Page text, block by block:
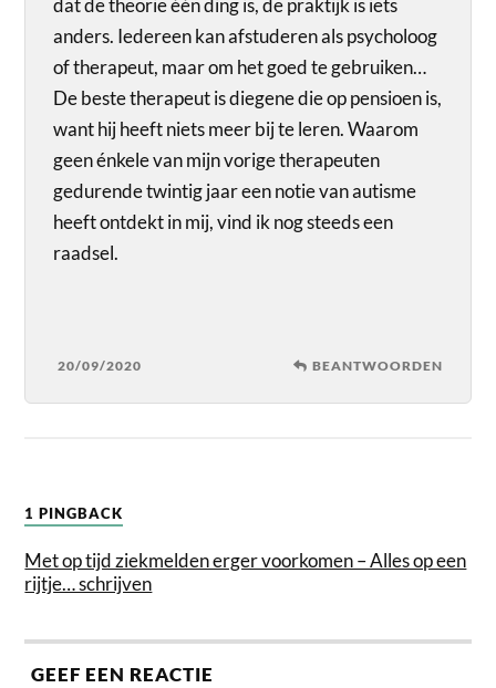
dat de theorie één ding is, de praktijk is iets
anders. Iedereen kan afstuderen als psycholoog
of therapeut, maar om het goed te gebruiken…
De beste therapeut is diegene die op pensioen is,
want hij heeft niets meer bij te leren. Waarom
geen énkele van mijn vorige therapeuten
gedurende twintig jaar een notie van autisme
heeft ontdekt in mij, vind ik nog steeds een
raadsel.
20/09/2020 BEANTWOORDEN
1 PINGBACK
Met op tijd ziekmelden erger voorkomen – Alles op een
rijtje… schrijven
GEEF EEN REACTIE